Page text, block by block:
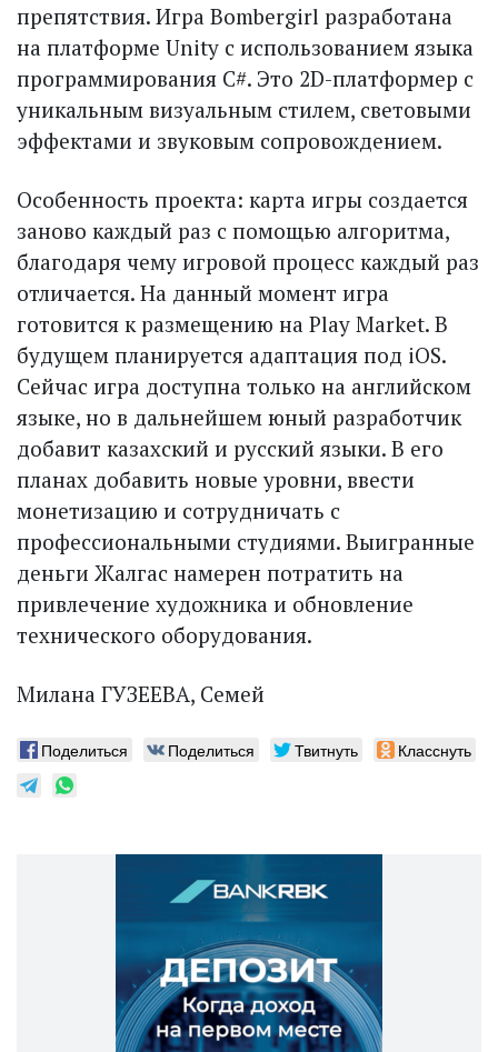
препятствия. Игра Bombergirl разработана
на платформе Unity с использованием языка
программирования C#. Это 2D-платформер с
уникальным визуальным стилем, световыми
эффектами и звуковым сопровождением.
Особенность проекта: карта игры создается
заново каждый раз с помощью алгоритма,
благодаря чему игровой процесс каждый раз
отличается. На данный момент игра
готовится к размещению на Play Market. В
будущем планируется адаптация под iOS.
Сейчас игра доступна только на английском
языке, но в дальнейшем юный разработчик
добавит казахский и русский языки. В его
планах добавить новые уровни, ввес­ти
монетизацию и сотрудничать с
профессиональными студиями. Выигранные
деньги Жалгас намерен потратить на
привлечение художника и обновление
технического оборудования.
Милана ГУЗЕЕВА, Семей
Поделиться Поделиться Твитнуть Класснуть